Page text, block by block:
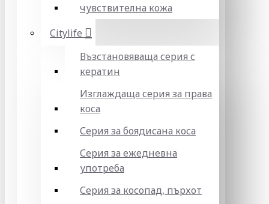
чувствителна кожа
Citylife
Възстановяваща серия с
кератин
Изглаждаща серия за права
коса
Серия за боядисана коса
Серия за ежедневна
употреба
Серия за косопад, пърхот